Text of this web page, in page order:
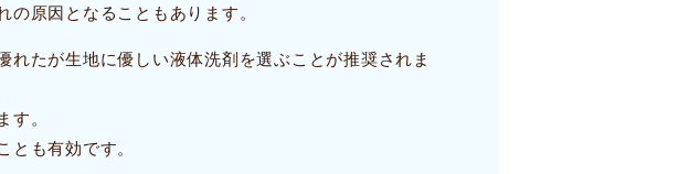
原因となることもあります。
たが生地に優しい液体洗剤を選ぶことが推奨されま
。
も有効です。